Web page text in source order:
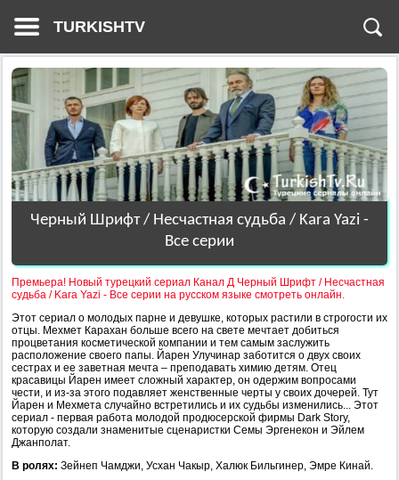
TURKISHTV
Черный Шрифт / Несчастная судьба / Kara Yazi -
Все серии
Премьера! Новый турецкий сериал Канал Д Черный Шрифт / Несчастная
судьба / Kara Yazi - Все серии на русском языке смотреть онлайн.
Этот сериал о молодых парне и девушке, которых растили в строгости их
отцы. Мехмет Карахан больше всего на свете мечтает добиться
процветания косметической компании и тем самым заслужить
расположение своего папы. Йарен Улучинар заботится о двух своих
сестрах и ее заветная мечта – преподавать химию детям. Отец
красавицы Йарен имеет сложный характер, он одержим вопросами
чести, и из-за этого подавляет женственные черты у своих дочерей. Тут
Йарен и Мехмета случайно встретились и их судьбы изменились... Этот
сериал - первая работа молодой продюсерской фирмы Dark Story,
которую создали знаменитые сценаристки Семы Эргенекон и Эйлем
Джанполат.
В ролях: Зейнеп Чамджи, Усхан Чакыр, Халюк Бильгинер, Эмре Кинай.